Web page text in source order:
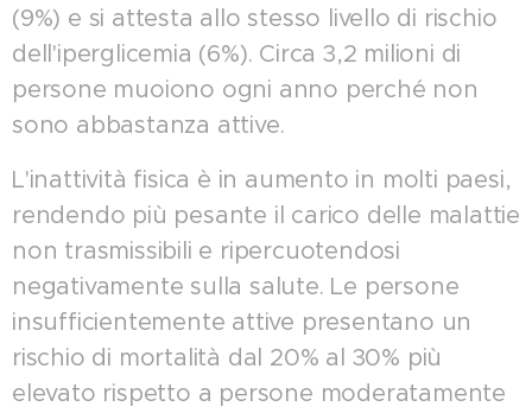
(9%) e si attesta allo stesso livello di rischio
dell'iperglicemia (6%). Circa 3,2 milioni di
persone muoiono ogni anno perché non
sono abbastanza attive.
L'inattività fisica è in aumento in molti paesi,
rendendo più pesante il carico delle malattie
non trasmissibili e ripercuotendosi
negativamente sulla salute. Le persone
insufficientemente attive presentano un
rischio di mortalità dal 20% al 30% più
elevato rispetto a persone moderatamente